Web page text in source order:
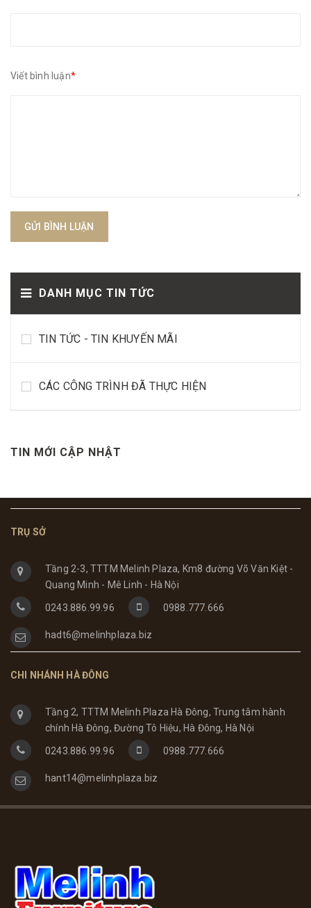
DANH MỤC TIN TỨC
TIN TỨC - TIN KHUYẾN MÃI
CÁC CÔNG TRÌNH ĐÃ THỰC HIỆN
TIN MỚI CẬP NHẬT
Viết bình luận*
GỬI BÌNH LUẬN
TRỤ SỞ
Tầng 2-3, TTTM Melinh Plaza, Km8 đường Võ Văn Kiệt -
Quang Minh - Mê Linh - Hà Nội
0243.886.99.96 0988.777.666
hadt6@melinhplaza.biz
CHI NHÁNH HÀ ĐÔNG
Tầng 2, TTTM Melinh Plaza Hà Đông, Trung tâm hành
chính Hà Đông, Đường Tô Hiệu, Hà Đông, Hà Nội
0243.886.99.96 0988.777.666
hant14@melinhplaza.biz